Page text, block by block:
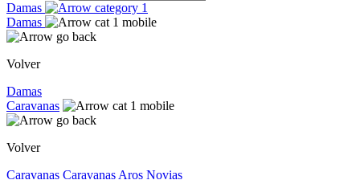
Damas
Damas
Volver
Damas
Caravanas
Volver
Caravanas Caravanas Aros Novias